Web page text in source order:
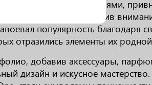
современными тенденциями,
сосредоточив
популярность благодаря
отразились элементы их
добавив аксессуары,
дизайн и искусное